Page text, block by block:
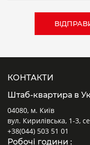
КОНТАКТИ
Штаб-квартира в
04080, м. Київ
вул. Кирилівська, 1-3,
+38(044) 503 51 01
Робочі години :